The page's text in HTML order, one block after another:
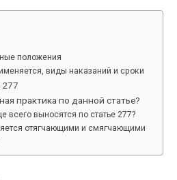
положения
виды наказаний и сроки
277
практика по данной статье?
всего выносятся по статье 277?
отягчающими и смягчающими